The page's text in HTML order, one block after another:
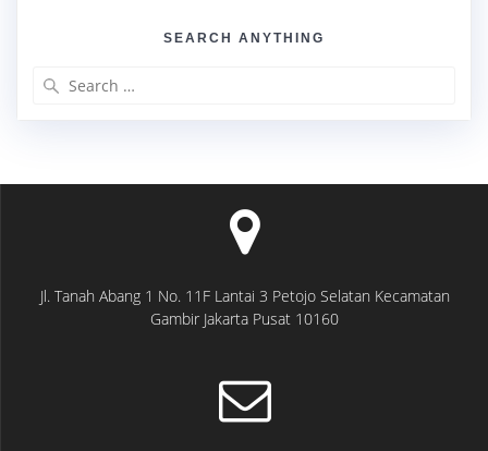
SEARCH ANYTHING
Jl. Tanah Abang 1 No. 11F Lantai 3 Petojo Selatan Kecamatan
Gambir Jakarta Pusat 10160